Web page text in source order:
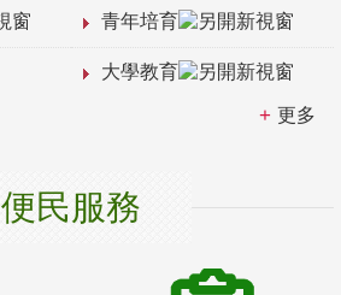
青年培育
大學教育
更多
便民服務